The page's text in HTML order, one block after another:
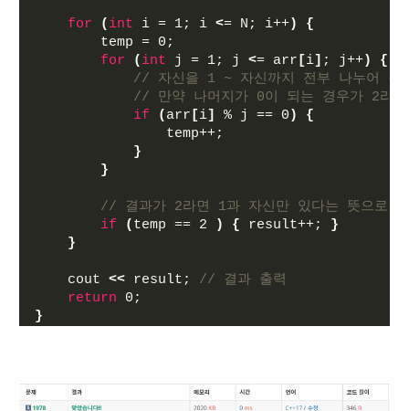
for ( int i = 1; i <= N; i++)
{
        temp = 0;
for
( int j = 1; j <= arr [i] ; j++)
{
// 자신을 1 ~ 자신까지 전부 나누어 본
// 만약 나머지가 0이 되는 경우가 2라
if
( arr [i] % j == 0 )
{
                temp++;
}
}
// 결과가 2라면 1과 자신만 있다는 뜻으로
if
( temp == 2 ) { result++; }
}
    cout
<< result; // 결과 출력
return 0;
}